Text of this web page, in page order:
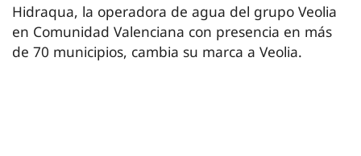
Hidraqua, la operadora de agua del grupo Veolia
en Comunidad Valenciana con presencia en más
de 70 municipios, cambia su marca a Veolia.